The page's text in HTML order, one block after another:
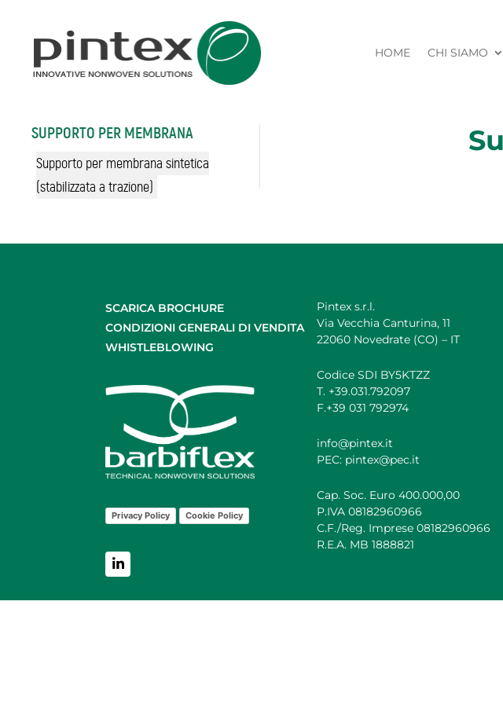
HOME CHI SIAMO
SUPPORTO PER MEMBRANA
Supporto per membrana sintetica
(stabilizzata a trazione)
SCARICA BROCHURE
CONDIZIONI GENERALI DI VENDITA
WHISTLEBLOWING
Privacy Policy Cookie Policy
Pintex s.r.l.
Via Vecchia Canturina, 11
22060 Novedrate (CO) – IT
Codice SDI BY5KTZZ
T. +39.031.792097
F.+39 031 792974
info@pintex.it
PEC: pintex@pec.it
Cap. Soc. Euro 400.000,00
P.IVA 08182960966
C.F./Reg. Imprese 08182960966
R.E.A. MB 1888821